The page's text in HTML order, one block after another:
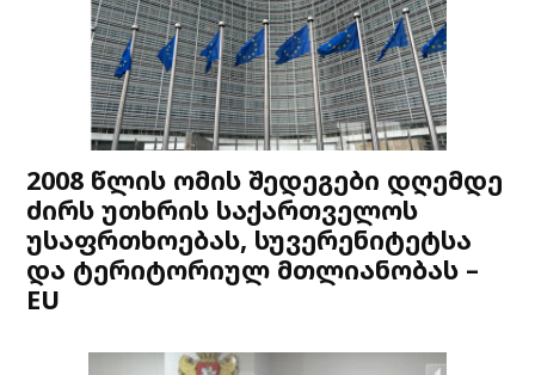
2008 წლის ომის შედეგები დღემდე
ძირს უთხრის საქართველოს
უსაფრთხოებას, სუვერენიტეტსა
და ტერიტორიულ მთლიანობას –
EU